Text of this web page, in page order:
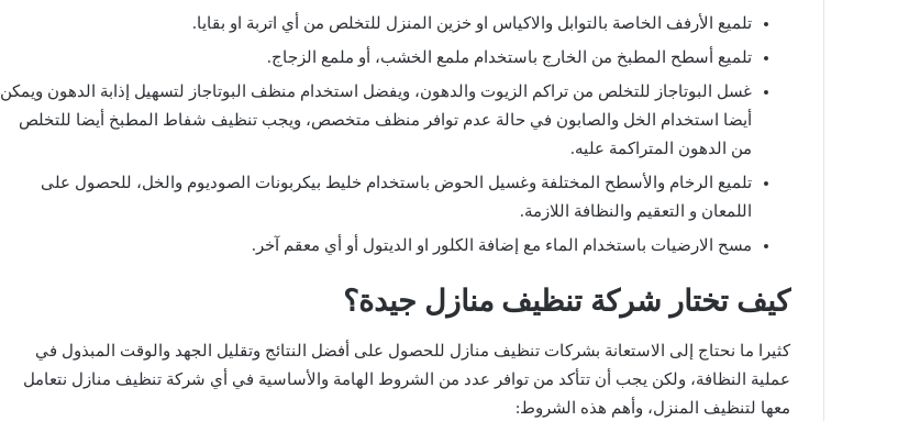
تلميع الأرفف الخاصة بالتوابل والاكياس او خزين المنزل للتخلص من أي اتربة او بقايا.
تلميع أسطح المطبخ من الخارج باستخدام ملمع الخشب، أو ملمع الزجاج.
غسل البوتاجاز للتخلص من تراكم الزيوت والدهون، ويفضل استخدام منظف البوتاجاز لتسهيل إذابة الدهون ويمكن
أيضا استخدام الخل والصابون في حالة عدم توافر منظف متخصص، ويجب تنظيف شفاط المطبخ أيضا للتخلص
من الدهون المتراكمة عليه.
تلميع الرخام والأسطح المختلفة وغسيل الحوض باستخدام خليط بيكربونات الصوديوم والخل، للحصول على
اللمعان و التعقيم والنظافة اللازمة.
مسح الارضيات باستخدام الماء مع إضافة الكلور او الديتول أو أي معقم آخر.
كيف تختار شركة تنظيف منازل جيدة؟
كثيرا ما نحتاج إلى الاستعانة بشركات تنظيف منازل للحصول على أفضل النتائج وتقليل الجهد والوقت المبذول في
عملية النظافة، ولكن يجب أن تتأكد من توافر عدد من الشروط الهامة والأساسية في أي شركة تنظيف منازل نتعامل
معها لتنظيف المنزل، وأهم هذه الشروط: